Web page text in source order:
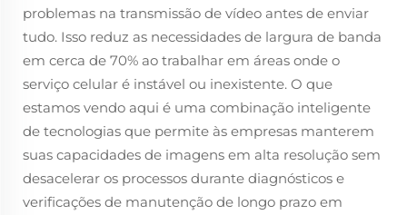
problemas na transmissão de vídeo antes de enviar
tudo. Isso reduz as necessidades de largura de banda
em cerca de 70% ao trabalhar em áreas onde o
serviço celular é instável ou inexistente. O que
estamos vendo aqui é uma combinação inteligente
de tecnologias que permite às empresas manterem
suas capacidades de imagens em alta resolução sem
desacelerar os processos durante diagnósticos e
verificações de manutenção de longo prazo em